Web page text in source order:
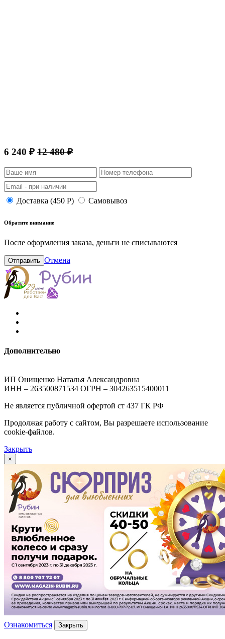
6 240 ₽ 12 480 ₽
Доставка (450 Р) Самовывоз
Обратите внимание
После оформления заказа, деньги не списываются
Отправить Отмена
Дополнительно
ИП Онищенко Наталья Александровна
ИНН – 263500871534 ОГРН – 304263515400011
Не является публичной офертой ст 437 ГК РФ
Продолжая работу с сайтом, Вы разрешаете использование
cookie-файлов.
Закрыть
×
Ознакомиться Закрыть